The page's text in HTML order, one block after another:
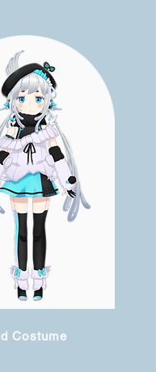
Costume